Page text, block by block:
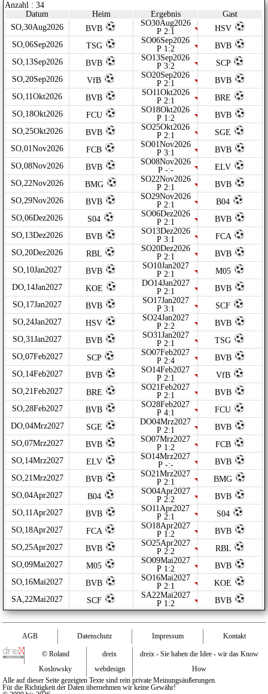
Anzahl : 34
Datum
Heim Ergebnis
Gast
SO,30Aug2026
BVB
SO30Aug2026
P 2:1
HSV
SO,06Sep2026
TSG
SO06Sep2026
P 1:2
BVB
SO,13Sep2026
BVB
SO13Sep2026
P 3:2
SCP
SO,20Sep2026
VfB
SO20Sep2026
P 2:1
BVB
SO,11Okt2026
BVB
SO11Okt2026
P 2:1
BRE
SO,18Okt2026
FCU
SO18Okt2026
P 1:2
BVB
SO,25Okt2026
BVB
SO25Okt2026
P 2:1
SGE
SO,01Nov2026
FCB
SO01Nov2026
P 3:1
BVB
SO,08Nov2026
BVB
SO08Nov2026
P -:-
ELV
SO,22Nov2026
BMG
SO22Nov2026
P 2:1
BVB
SO,29Nov2026
BVB
SO29Nov2026
P 2:1
B04
SO,06Dez2026
S04
SO06Dez2026
P 2:1
BVB
SO,13Dez2026
BVB
SO13Dez2026
P 3:1
FCA
SO,20Dez2026
RBL
SO20Dez2026
P 2:1
BVB
SO,10Jan2027
BVB
SO10Jan2027
P 2:1
M05
DO,14Jan2027
KOE
DO14Jan2027
P 2:1
BVB
SO,17Jan2027
BVB
SO17Jan2027
P 3:1
SCF
SO,24Jan2027
HSV
SO24Jan2027
P 2:2
BVB
SO,31Jan2027
BVB
SO31Jan2027
P 2:1
TSG
SO,07Feb2027
SCP
SO07Feb2027
P 2:4
BVB
SO,14Feb2027
BVB
SO14Feb2027
P 2:1
VfB
SO,21Feb2027
BRE
SO21Feb2027
P 2:1
BVB
SO,28Feb2027
BVB
SO28Feb2027
P 4:1
FCU
DO,04Mrz2027
SGE
DO04Mrz2027
P 2:1
BVB
SO,07Mrz2027
BVB
SO07Mrz2027
P 1:2
FCB
SO,14Mrz2027
ELV
SO14Mrz2027
P -:-
BVB
SO,21Mrz2027
BVB
SO21Mrz2027
P 2:1
BMG
SO,04Apr2027
B04
SO04Apr2027
P 2:2
BVB
SO,11Apr2027
BVB
SO11Apr2027
P 2:1
S04
SO,18Apr2027
FCA
SO18Apr2027
P 1:2
BVB
SO,25Apr2027
BVB
SO25Apr2027
P 2:2
RBL
SO,09Mai2027
M05
SO09Mai2027
P 1:2
BVB
SO,16Mai2027
BVB
SO16Mai2027
P 2:1
KOE
SA,22Mai2027
SCF
SA22Mai2027
P 1:2
BVB
AGB Datenschutz Impressum Kontakt
© Roland
Koslowsky
dreix
webdesign
dreix - Sie haben die Idee - wir das Know
How
Alle auf dieser Seite gezeigten Texte sind rein private Meinungsäußerungen.
Für die Richtigkeit der Daten übernehmen wir keine Gewähr!